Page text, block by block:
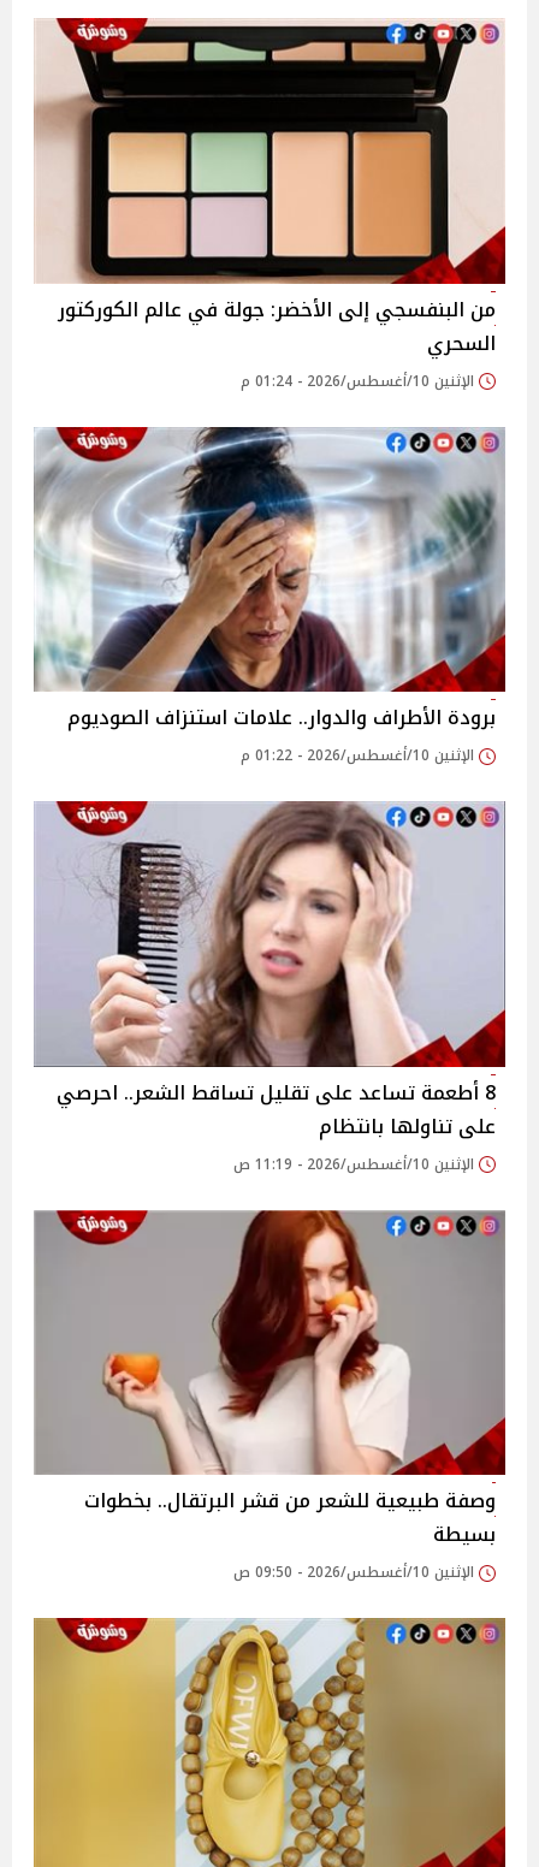
من البنفسجي إلى الأخضر: جولة في عالم الكوركتور
السحري
الإثنين 10/أغسطس/2026 - 01:24 م
برودة الأطراف والدوار.. علامات استنزاف الصوديوم
الإثنين 10/أغسطس/2026 - 01:22 م
8 أطعمة تساعد على تقليل تساقط الشعر.. احرصي
على تناولها بانتظام
الإثنين 10/أغسطس/2026 - 11:19 ص
وصفة طبيعية للشعر من قشر البرتقال.. بخطوات
بسيطة
الإثنين 10/أغسطس/2026 - 09:50 ص